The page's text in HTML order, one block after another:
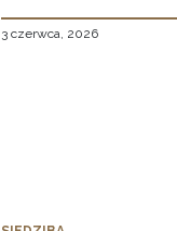
3 czerwca, 2026